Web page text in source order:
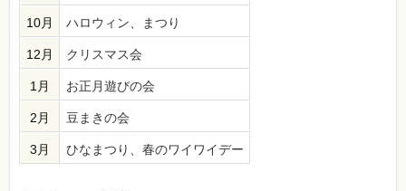
10月 ハロウィン、まつり
12月 クリスマス会
1月 お正月遊びの会
2月 豆まきの会
3月 ひなまつり、春のワイワイデー